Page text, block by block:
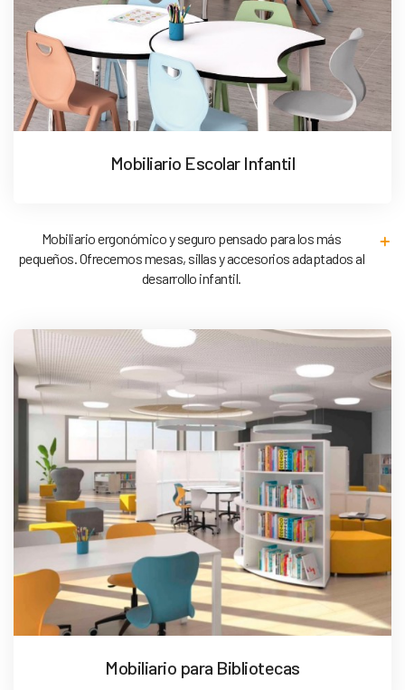
Mobiliario Escolar Infantil
Mobiliario ergonómico y seguro pensado para los más
pequeños. Ofrecemos mesas, sillas y accesorios adaptados al
desarrollo infantil.
Mobiliario para Bibliotecas